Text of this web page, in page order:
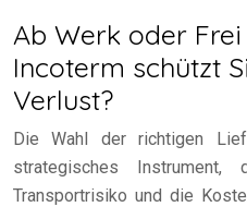
Ab Werk oder
Incoterm schützt
Verlust?
Die Wahl der richtigen
strategisches
Transportrisiko und die